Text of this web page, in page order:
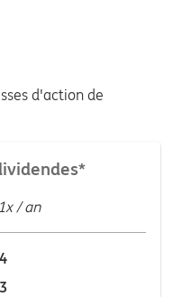
d'action de
/ an